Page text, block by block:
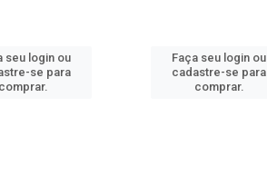
seu login ou
se para
comprar.
Faça seu login ou
cadastre-se para
comprar.